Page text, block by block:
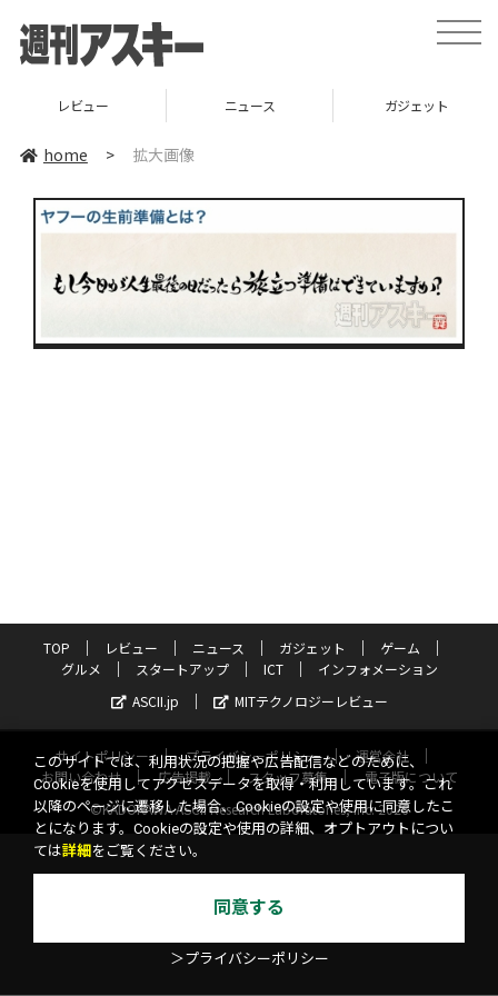
toggle
レビュー ニュース ガジェット
home > 拡大画像
TOP レビュー ニュース ガジェット
ゲーム
グルメ
スタートアップ ICT
インフォメーション
ASCII.jp
MITテクノロジーレビュー
サイトポリシー プライバシーポリシー
運営会社
お問い合わせ
広告掲載 スタッフ募集
電子版について
©KADOKAWA ASCII Research Laboratories, Inc. 2026
このサイトでは、利用状況の把握や広告配信などのために、
Cookieを使用してアクセスデータを取得・利用しています。これ
以降のページに遷移した場合、Cookieの設定や使用に同意したこ
とになります。Cookieの設定や使用の詳細、オプトアウトについ
ては詳細 をご覧ください。
同意する
＞プライバシーポリシー